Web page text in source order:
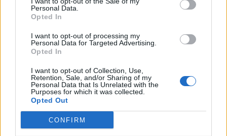
Personal Data.
Opted In
I want to opt-out of processing my
Personal Data for Targeted Advertising.
Opted In
I want to opt-out of Collection, Use,
Retention, Sale, and/or Sharing of my
Personal Data that Is Unrelated with the
Purposes for which it was collected.
Opted Out
CONFIRM